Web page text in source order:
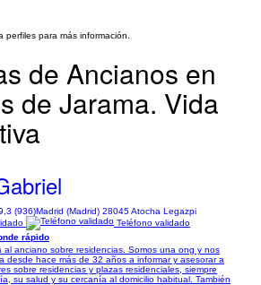
para más información.
de Ancianos en
de Jarama. Vida
(936)Madrid (Madrid) 28045 Atocha Legazpi
Teléfono validado
rápido
anciano sobre residencias. Somos una ong y nos
desde hace más de 32 años a informar y asesorar a
sobre residencias y plazas residenciales, siempre
su salud y su cercanía al domicilio habitual. También